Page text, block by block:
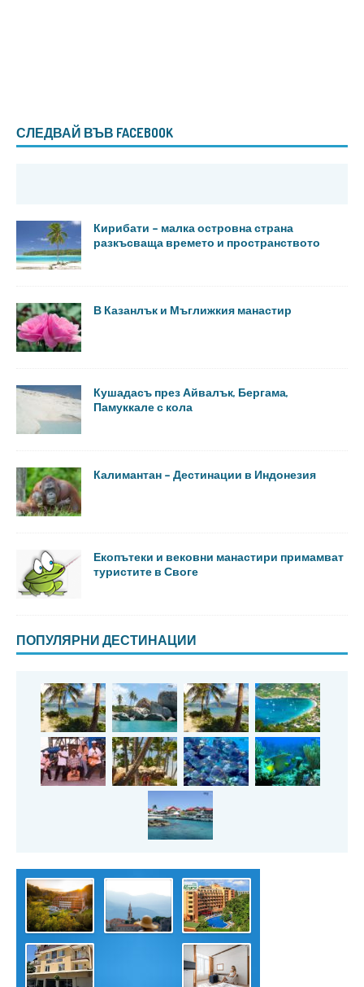
СЛЕДВАЙ ВЪВ FACEBOOK
Кирибати – малка островна страна
разкъсваща времето и пространството
В Казанлък и Мъглижкия манастир
Кушадасъ през Айвалък, Бергама,
Памуккале с кола
Калимантан – Дестинации в Индонезия
Екопътеки и вековни манастири примамват
туристите в Своге
ПОПУЛЯРНИ ДЕСТИНАЦИИ